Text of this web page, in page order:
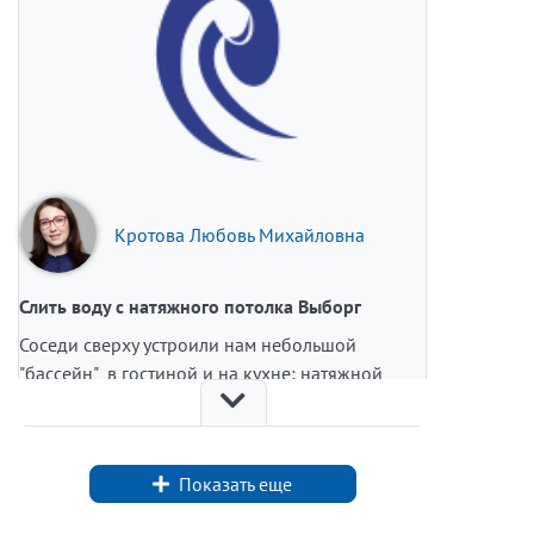
Кротова Любовь Михайловна
Слить воду с натяжного потолка Выборг
Соседи сверху устроили нам небольшой
"бассейн" в гостиной и на кухне: натяжной
потолок превратился в огромный мешок с
водой. Первым шоком было то, что в Выборге,
конструкции. Знакомые дали два "дельных"
Показать еще